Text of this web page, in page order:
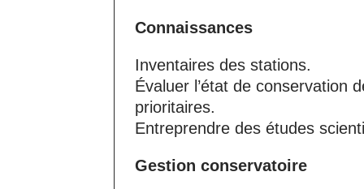
Connaissances
Inventaires des stations.
Évaluer l’état de conservation
prioritaires.
Entreprendre des études
Gestion conservatoire